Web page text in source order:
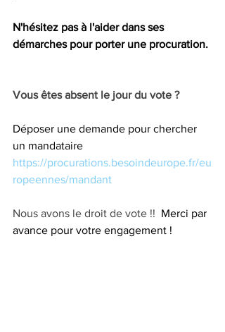
N'hésitez pas à l'aider dans ses
démarches pour porter une procuration.
Vous êtes absent le jour du vote ?
Déposer une demande pour chercher
un mandataire
https://procurations.besoindeurope.fr/eu
ropeennes/mandant
Nous avons le droit de vote !! Merci par
avance pour votre engagement !